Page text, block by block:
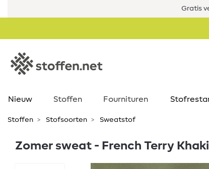
Gratis
Nieuw Stoffen Fournituren
Stoffen Stofsoorten Sweatstof
Zomer sweat - French Terry Khaki